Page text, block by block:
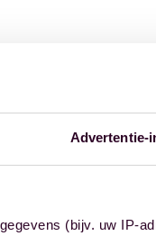
Advertentie-
(bijv. uw IP-